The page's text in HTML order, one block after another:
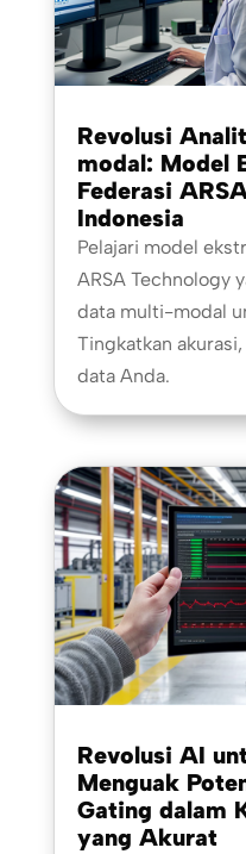
Revolusi
modal: Model
Federasi
Indonesia
Pelajari model
ARSA Technology
data multi-modal
Tingkatkan
data Anda.
Revolusi AI
Menguak
Gating dalam
yang Akurat